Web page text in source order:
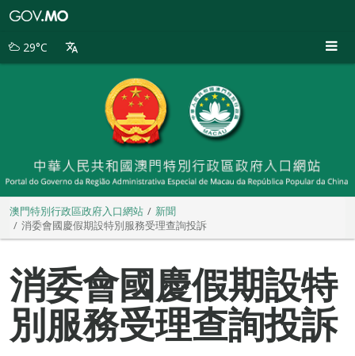
別
29°C
澳門特別行政區政府入口網站
新聞
消委會國慶假期設特別服務受理查詢投訴
消委會國慶假期設特
別服務受理查詢投訴